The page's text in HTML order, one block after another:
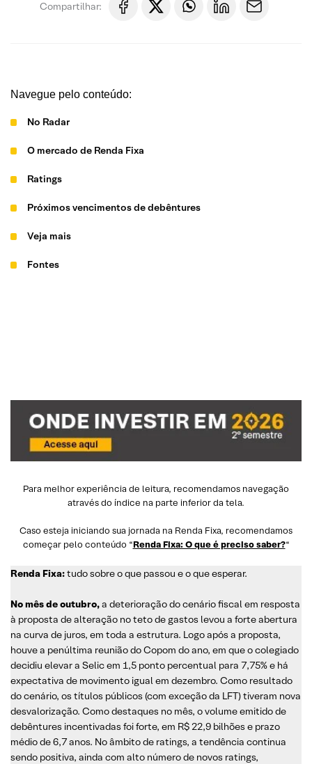
Compartilhar:
Navegue pelo conteúdo:
No Radar
O mercado de Renda Fixa
Ratings
Próximos vencimentos de debêntures
Veja mais
Fontes
Para melhor experiência de leitura, recomendamos navegação
através do índice na parte inferior da tela.
Caso esteja iniciando sua jornada na Renda Fixa, recomendamos
começar pelo conteúdo “Renda Fixa: O que é preciso saber?“
Renda Fixa:tudo sobre o que passou e o que esperar.
No mês de outubro,a deterioração do cenário fiscal em resposta
à proposta de alteração no teto de gastos levou a forte abertura
na curva de juros, em toda a estrutura. Logo após a proposta,
houve a penúltima reunião do Copom do ano, em que o colegiado
decidiu elevar a Selic em 1,5 ponto percentual para 7,75% e há
expectativa de movimento igual em dezembro. Como resultado
do cenário, os títulos públicos (com exceção da LFT) tiveram nova
desvalorização. Como destaques no mês, o volume emitido de
debêntures incentivadas foi forte, em R$ 22,9 bilhões e prazo
médio de 6,7 anos. No âmbito de ratings, a tendência continua
sendo positiva, ainda com alto número de novos ratings,